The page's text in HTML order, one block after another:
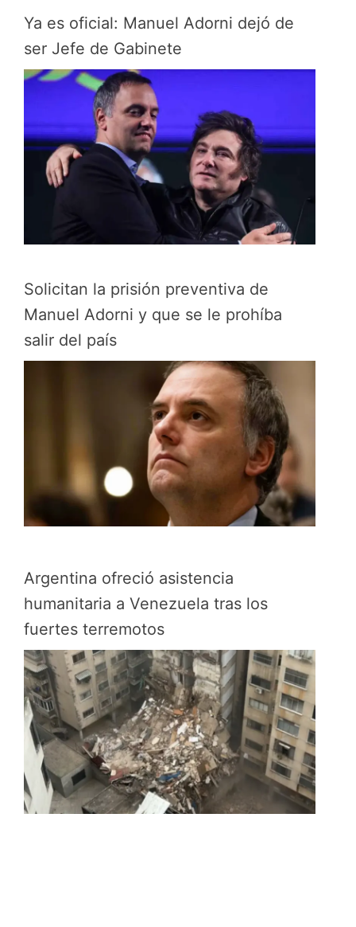
Ya es oficial: Manuel Adorni dejó de
ser Jefe de Gabinete
Solicitan la prisión preventiva de
Manuel Adorni y que se le prohíba
salir del país
Argentina ofreció asistencia
humanitaria a Venezuela tras los
fuertes terremotos